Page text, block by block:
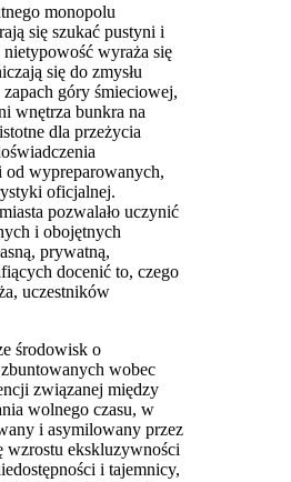
monopolu
się szukać pustyni i
wyraża się
się do zmysłu
góry śmieciowej,
wnętrza bunkra na
dla przeżycia
od wypreparowanych,
oficjalnej.
pozwalało uczynić
i obojętnych
prywatną,
docenić to, czego
uczestników
środowisk o
wobec
związanej między
wolnego czasu, w
i asymilowany przez
wzrostu ekskluzywności
i tajemnicy,